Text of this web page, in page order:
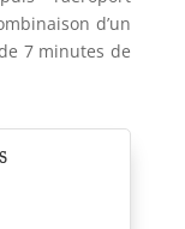
d’un
7 minutes de